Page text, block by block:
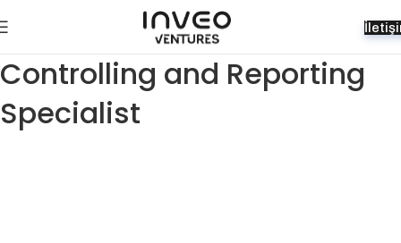
Controlling and Reporting
Specialist